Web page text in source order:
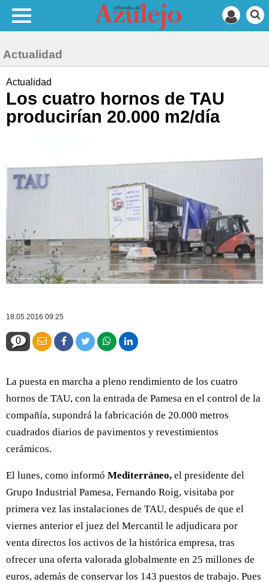
Actualidad
Actualidad
Los cuatro hornos de TAU
producirían 20.000 m2/día
18.05.2016 09:25
0
La puesta en marcha a pleno rendimiento de los cuatro
hornos de TAU, con la entrada de Pamesa en el control de la
compañía, supondrá la fabricación de 20.000 metros
cuadrados diarios de pavimentos y revestimientos
cerámicos.
El lunes, como informó Mediterráneo, el presidente del
Grupo Industrial Pamesa, Fernando Roig, visitaba por
primera vez las instalaciones de TAU, después de que el
viernes anterior el juez del Mercantil le adjudicara por
venta directos los activos de la histórica empresa, tras
ofrecer una oferta valorada globalmente en 25 millones de
euros, además de conservar los 143 puestos de trabajo. Pues